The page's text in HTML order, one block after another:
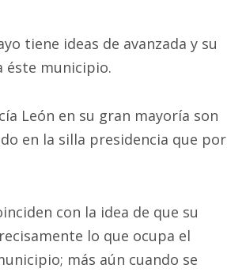
tiene ideas de avanzada y su
éste municipio.
León en su gran mayoría son
en la silla presidencia que por
con la idea de que su
lo que ocupa el
más aún cuando se